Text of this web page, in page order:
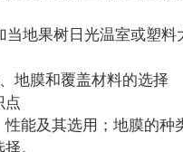
果树日光温室或塑料
膜和覆盖材料的选择
能及其选用；地膜的种
。